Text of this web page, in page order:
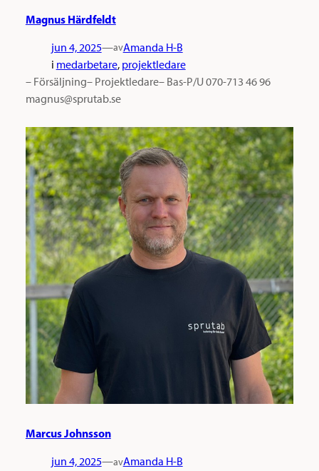
Magnus Härdfeldt
jun 4, 2025—avAmanda H-B
i medarbetare, projektledare
– Försäljning– Projektledare– Bas-P/U 070-713 46 96
magnus@sprutab.se
Marcus Johnsson
jun 4, 2025—avAmanda H-B